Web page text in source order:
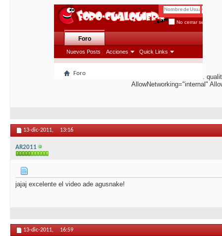
.
AllowNetworking="internal"
13-dic-2011, 13:16
AR2011
jajaj excelente el video ade agusnake!
13-dic-2011, 16:59